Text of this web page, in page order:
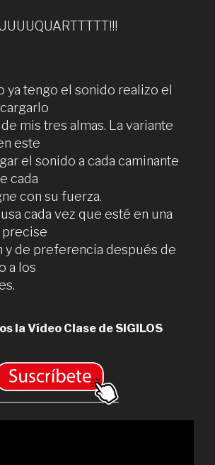
ya tengo el sonido realizo el
mis tres almas. La variante
este
el sonido a cada caminante
cada
con su fuerza.
cada vez que esté en una
y de preferencia después de
a los
la Vídeo Clase de SIGILOS